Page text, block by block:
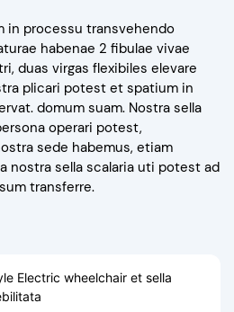
in processu transvehendo
habenae 2 fibulae vivae
duas virgas flexibiles elevare
plicari potest et spatium in
domum suam. Nostra sella
operari potest,
sede habemus, etiam
nostra sella scalaria uti potest ad
transferre.